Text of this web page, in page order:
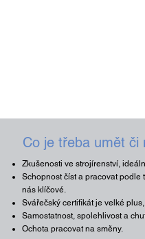
Co je třeba umět či
Zkušenosti ve strojírenství,
Schopnost číst a pracovat
nás klíčové.
Svářečský certifikát je velké
Samostatnost, spolehlivost a
Ochota pracovat na směny.